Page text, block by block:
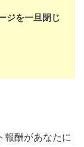
ジを一旦閉じ
報酬があなたに